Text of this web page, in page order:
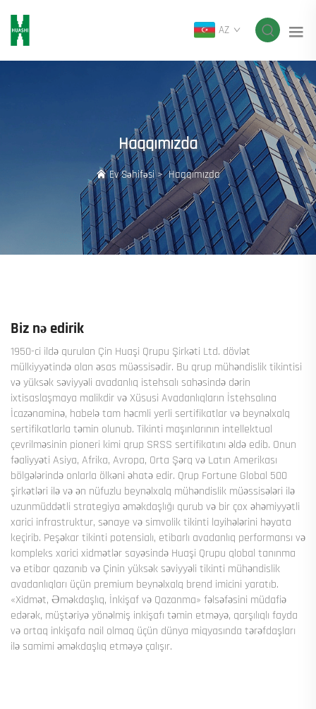
AZ
Haqqımızda
Ev Səhifəsi>Haqqımızda
Biz nə edirik
1950-ci ildə qurulan Çin Huaşi Qrupu Şirkəti Ltd. dövlət
mülkiyyətində olan əsas müəssisədir. Bu qrup mühəndislik tikintisi
və yüksək səviyyəli avadanlıq istehsalı sahəsində dərin
ixtisaslaşmaya malikdir və Xüsusi Avadanlıqların İstehsalına
İcazənaminə, habelə tam həcmli yerli sertifikatlar və beynəlxalq
sertifikatlarla təmin olunub. Tikinti maşınlarının intellektual
çevrilməsinin pioneri kimi qrup SRSS sertifikatını əldə edib. Onun
fəaliyyəti Asiya, Afrika, Avropa, Orta Şərq və Latın Amerikası
bölgələrində onlarla ölkəni əhatə edir. Qrup Fortune Global 500
şirkətləri ilə və ən nüfuzlu beynəlxalq mühəndislik müəssisələri ilə
uzunmüddətli strategiya əməkdaşlığı qurub və bir çox əhəmiyyətli
xarici infrastruktur, sənaye və simvolik tikinti layihələrini həyata
keçirib. Peşəkar tikinti potensialı, etibarlı avadanlıq performansı və
kompleks xarici xidmətlər sayəsində Huaşi Qrupu qlobal tanınma
və etibar qazanıb və Çinin yüksək səviyyəli tikinti mühəndislik
avadanlıqları üçün premium beynəlxalq brend imicini yaratıb.
«Xidmət, Əməkdaşlıq, İnkişaf və Qazanma» fəlsəfəsini müdafiə
edərək, müştəriyə yönəlmiş inkişafı təmin etməyə, qarşılıqlı fayda
və ortaq inkişafa nail olmaq üçün dünya miqyasında tərəfdaşları
ilə samimi əməkdaşlıq etməyə çalışır.